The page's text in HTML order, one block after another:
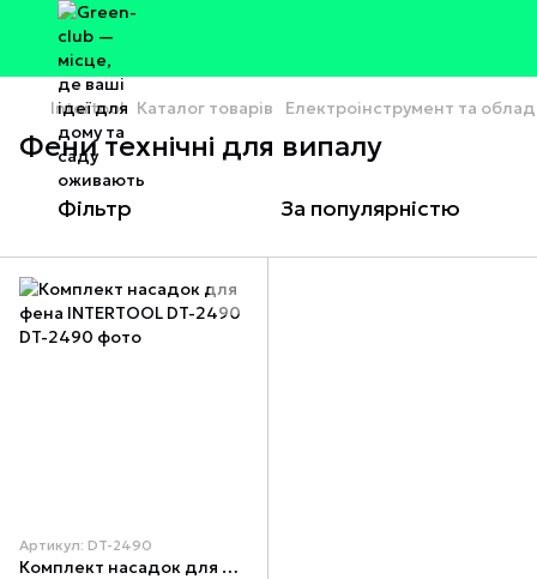
Intertool Каталог товарів Електроінструмент та
Фени технічні для випалу
Фільтр За популярністю
Артикул: DT-2490
Комплект насадок для фена INTERTOOL DT-2490